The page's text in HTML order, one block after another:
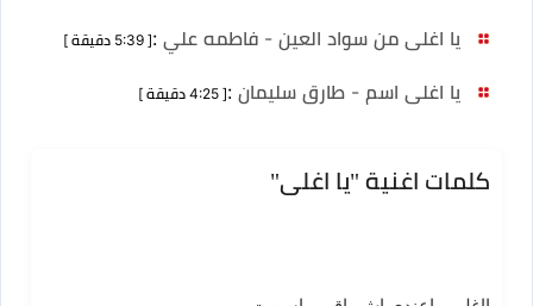
يا اغلى من سواد العين - فاطمه علي :[ 5:39 دقيقة ]
يا اغلى اسم - طارق سليمان :[ 4:25 دقيقة ]
كلمات اغنية "يا اغلى"